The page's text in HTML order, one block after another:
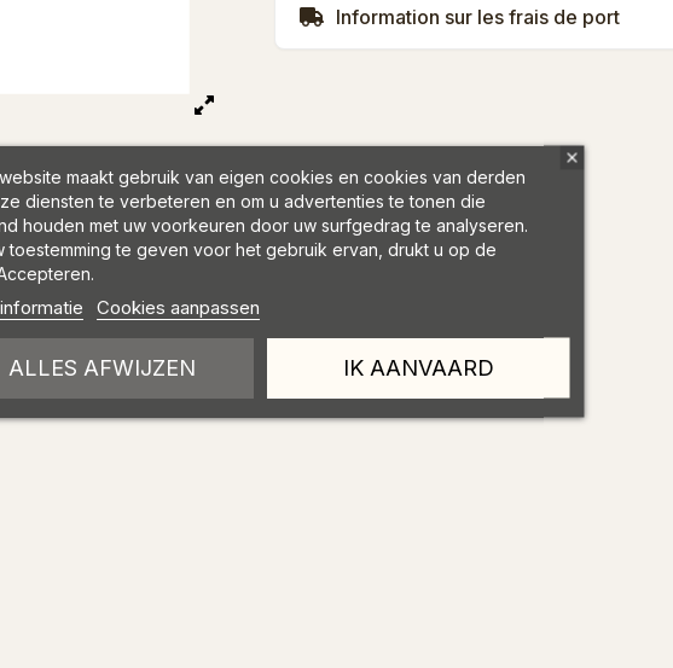
Information sur les frais de port
maakt gebruik van eigen cookies en cookies van derden
diensten te verbeteren en om u advertenties te tonen die
houden met uw voorkeuren door uw surfgedrag te analyseren.
toestemming te geven voor het gebruik ervan, drukt u op de
Cookies aanpassen
ALLES AFWIJZEN IK AANVAARD